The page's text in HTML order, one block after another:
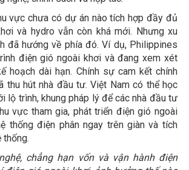
vực chưa có dự án nào tích hợp đầy đủ
và hydro vẫn còn khá mới. Nhưng xu
đã hướng về phía đó. Ví dụ, Philippines
điện gió ngoài khơi và đang xem xét
hoạch dài hạn. Chính sự cam kết chính
thu hút nhà đầu tư. Việt Nam có thể học
lộ trình, khung pháp lý để các nhà đầu tư
vực tham gia, phát triển điện gió ngoài
thống điện phân ngay trên giàn và tích
thống.
chẳng hạn vốn và vận hành điện